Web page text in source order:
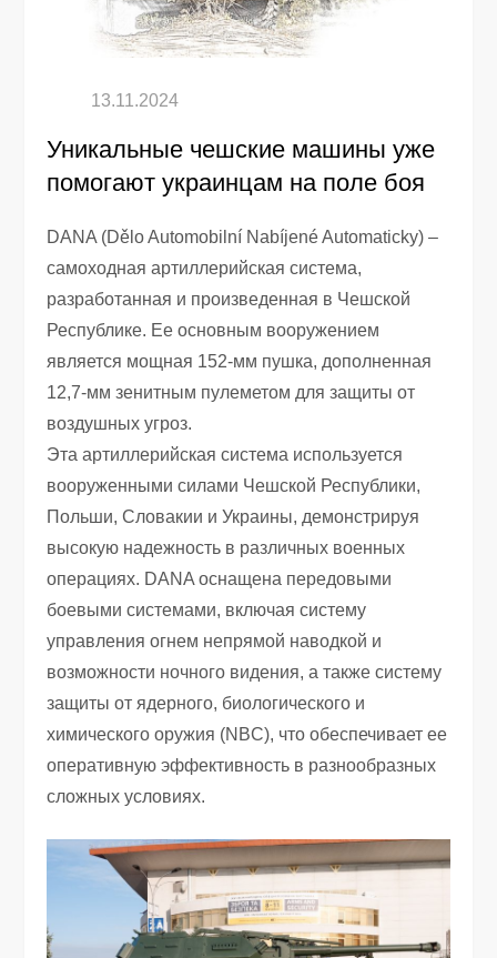
Уникальные чешские машины уже
помогают украинцам на поле боя
DANA (Dělo Automobilní Nabíjené Automaticky) –
самоходная артиллерийская система,
разработанная и произведенная в Чешской
Республике. Ее основным вооружением
является мощная 152-мм пушка, дополненная
12,7-мм зенитным пулеметом для защиты от
воздушных угроз.
Эта артиллерийская система используется
вооруженными силами Чешской Республики,
Польши, Словакии и Украины, демонстрируя
высокую надежность в различных военных
операциях. DANA оснащена передовыми
боевыми системами, включая систему
управления огнем непрямой наводкой и
возможности ночного видения, а также систему
защиты от ядерного, биологического и
химического оружия (NBC), что обеспечивает ее
оперативную эффективность в разнообразных
сложных условиях.